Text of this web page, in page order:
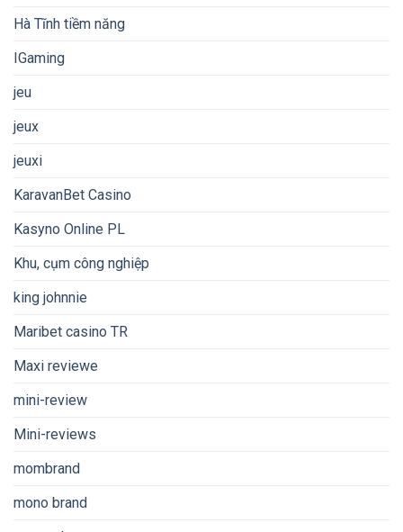
Hà Tĩnh tiềm năng
IGaming
jeu
jeux
jeuxi
KaravanBet Casino
Kasyno Online PL
Khu, cụm công nghiệp
king johnnie
Maribet casino TR
Maxi reviewe
mini-review
Mini-reviews
mombrand
mono brand